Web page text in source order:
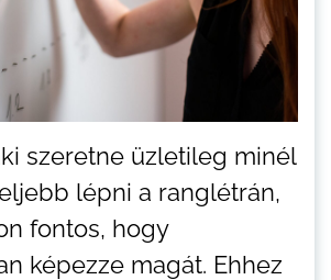
szeretne üzletileg minél
lépni a ranglétrán,
fontos, hogy
képezze magát. Ehhez